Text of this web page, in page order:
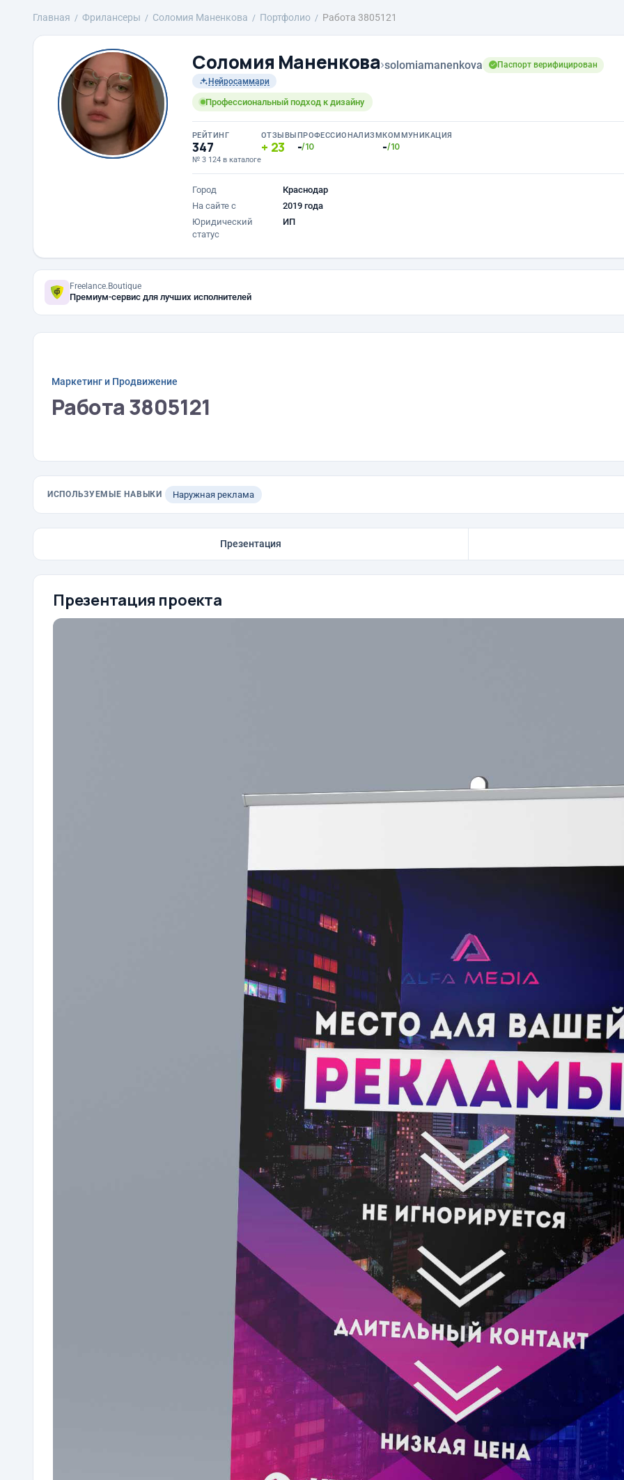
Главная Фрилансеры Соломия Маненкова Портфолио Работа 3805121
Соломия Маненкова›solomiamanenkova
Паспорт верифицирован
Нейросаммари
Профессиональный подход к дизайну
РЕЙТИНГ
347
№ 3 124 в каталоге
ОТЗЫВЫ
23
ПРОФЕССИОНАЛИЗМ
-/10
КОММУНИКАЦИЯ
-/10
Город
Краснодар
На сайте с
2019 года
Юридический
статус
ИП
Freelance.Boutique
Премиум-сервис для лучших исполнителей
Маркетинг и Продвижение
Работа 3805121
ИСПОЛЬЗУЕМЫЕ НАВЫКИ Наружная реклама
Презентация
Презентация проекта